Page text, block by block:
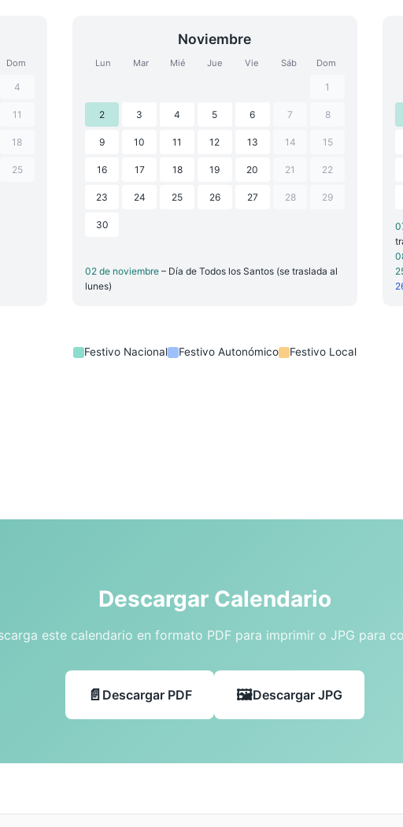
Dom
4
11
18
25
Noviembre
Lun Mar Mié Jue Vie Sáb Dom
1
2 3 4 5 6 7 8
9 10 11 12 13 14 15
16 17 18 19 20 21 22
23 24 25 26 27 28 29
30
02 de noviembre – Día de Todos los Santos (se traslada al
lunes)
Festivo Nacional Festivo Autonómico Festivo Local
Descargar Calendario
este calendario en formato PDF para imprimir o JPG para
Descargar PDF Descargar JPG